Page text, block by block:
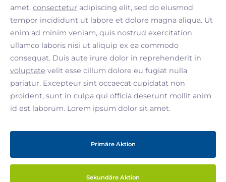
amet, consectetur adipiscing elit, sed do eiusmod
tempor incididunt ut labore et dolore magna aliqua. Ut
enim ad minim veniam, quis nostrud exercitation
ullamco laboris nisi ut aliquip ex ea commodo
consequat. Duis aute irure dolor in reprehenderit in
voluptate velit esse cillum dolore eu fugiat nulla
pariatur. Excepteur sint occaecat cupidatat non
proident, sunt in culpa qui officia deserunt mollit anim
id est laborum. Lorem ipsum dolor sit amet.
Primäre Aktion
Sekundäre Aktion